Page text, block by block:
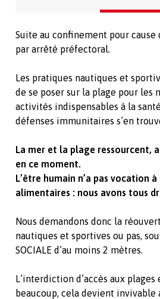
Suite au confinement pour
par arrêté préfectoral.
Les pratiques nautiques et
de se poser sur la plage pour les
activités indispensables à la
défenses immunitaires s’en
La mer et la plage ressourcent,
en ce moment.
L’être humain n’a pas vocation
alimentaires : nous avons tous
Nous demandons donc la
nautiques et sportives ou pas,
SOCIALE d’au moins 2 mètres.
L’interdiction d’accès aux
beaucoup, cela devient